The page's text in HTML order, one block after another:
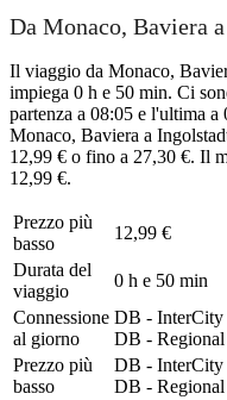
Da Monaco, Baviera
Il viaggio da Monaco,
impiega 0 h e 50 min. Ci
partenza a 08:05 e l'ultima
Monaco, Baviera a
12,99 € o fino a 27,30 €. Il
12,99 €.
Prezzo più
basso
12,99 €
Durata del
viaggio
0 h e 50 min
Connessione
al giorno
DB - InterCity
DB - Regional
Prezzo più
basso
DB - InterCity
DB - Regional